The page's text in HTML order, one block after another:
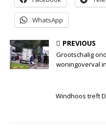
WhatsApp
PREVIOUS
Grootschalig
woningoverval
Windhoos treft